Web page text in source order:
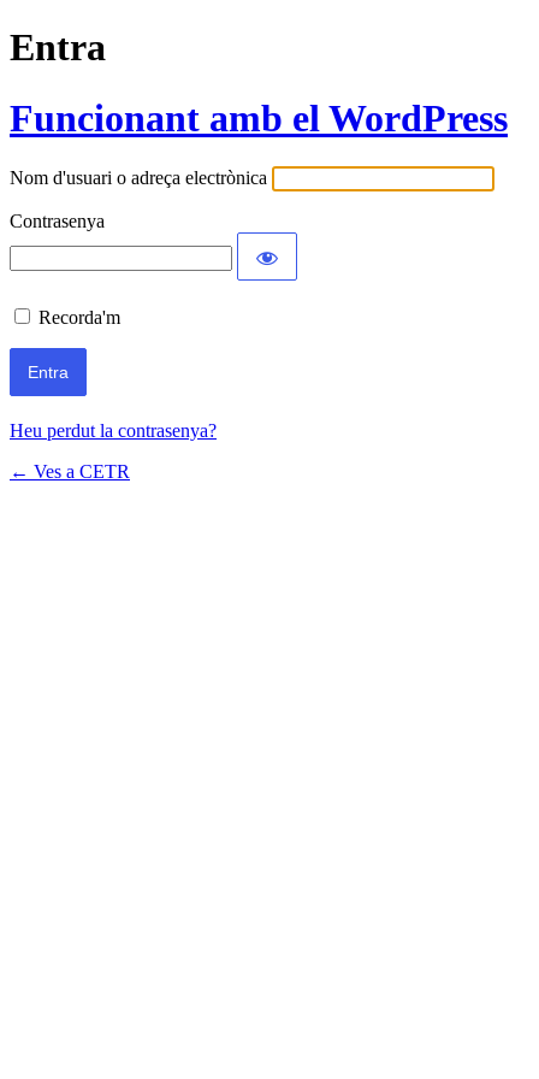
Entra
Funcionant amb el WordPress
Nom d'usuari o adreça electrònica
Contrasenya
Recorda'm
Heu perdut la contrasenya?
← Ves a CETR